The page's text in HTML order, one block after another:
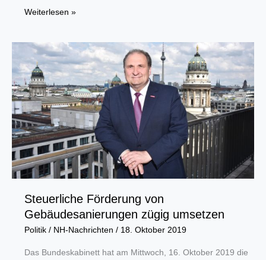
2.Lüner
Verkehrssicherheits-
Tag
Weiterlesen »
Steuerliche Förderung von
Gebäudesanierungen zügig umsetzen
Politik/ NH-Nachrichten / 18. Oktober 2019
Das Bundeskabinett hat am Mittwoch, 16. Oktober 2019 die